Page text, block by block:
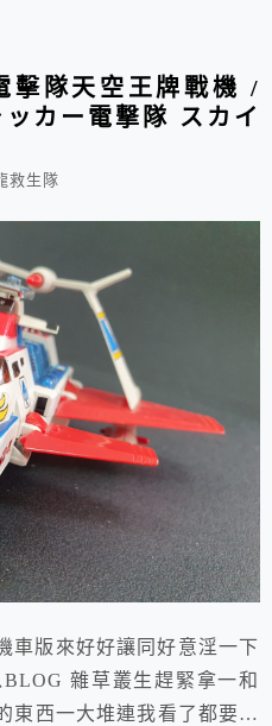
擊隊天空王牌戰機 /
カー電撃隊 スカイ
救生隊
車版來好好讓同好意淫一下
雜草叢生趕緊拿一和
東西一大堆連我看了都要查